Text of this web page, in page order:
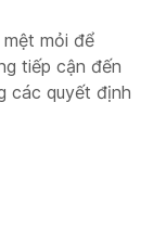
mỏi để
tiếp cận đến
các quyết định